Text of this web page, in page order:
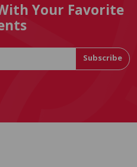
Your Favorite
Subscribe